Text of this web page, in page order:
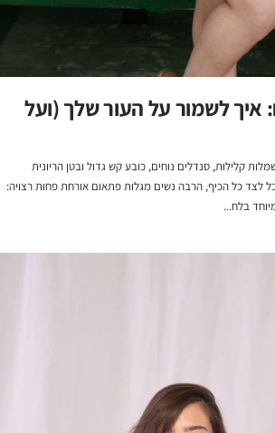
איך לשמור על העור שלך (ועל
קלילות, סנדלים נוחים, כובע קש גדול ובטן הריונית
כל הכיף, הרבה נשים מגלות פתאום אורחת פחות רצויה:
בלח...